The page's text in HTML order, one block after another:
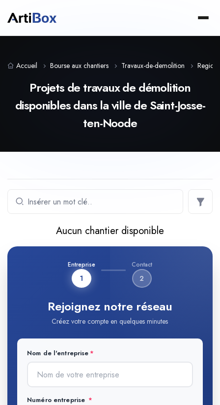
Accueil Bourse aux chantiers Travaux-de-demolition
Projets de travaux de démolition
disponibles dans la ville de Saint-Josse-
ten-Noode
Aucun chantier disponible
Entreprise
1
Contact
2
Rejoignez notre réseau
Créez votre compte en quelques minutes
Nom de l'entreprise
Numéro entreprise